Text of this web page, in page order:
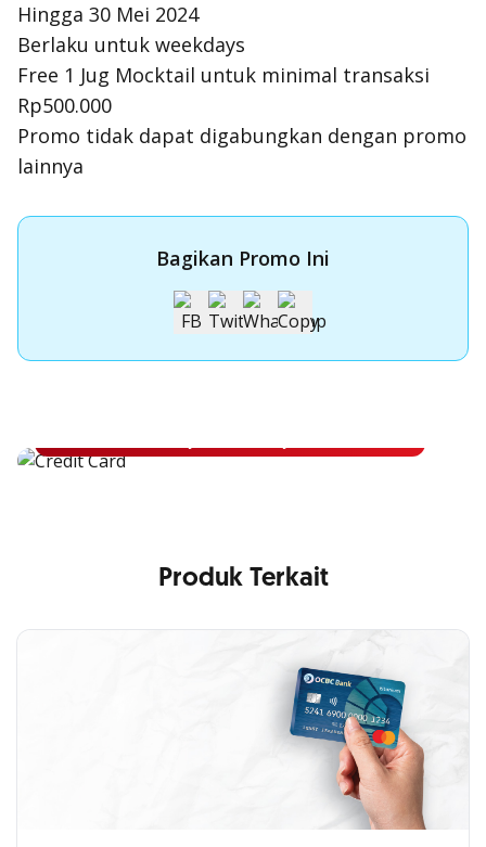
Hingga 30 Mei 2024
Berlaku untuk weekdays
Free 1 Jug Mocktail untuk minimal transaksi
Rp500.000
Promo tidak dapat digabungkan dengan promo
lainnya
Bagikan Promo Ini
Apply Kartu Kredit OCBC NISP
Produk Terkait